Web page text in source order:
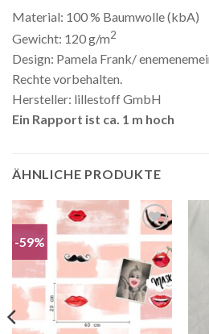
Material: 100 % Baumwolle (kbA)
Gewicht: 120 g/m2
Design: Pamela Frank/
Rechte vorbehalten.
Hersteller: lillestoff GmbH
Ein Rapport ist ca. 1 m hoch
ÄHNLICHE PRODUKTE
-59%
Auf die
Wunschliste